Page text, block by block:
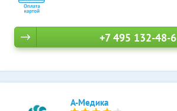
+7 495 132-48-
А-Медика